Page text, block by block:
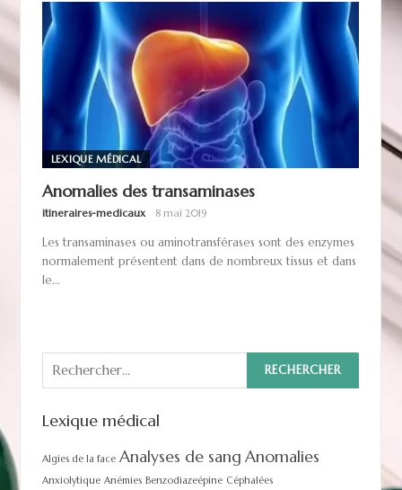
LEXIQUE MÉDICAL
Anomalies des transaminases
itineraires-medicaux 8 mai 2019
Les transaminases ou aminotransférases sont des enzymes
normalement présentent dans de nombreux tissus et dans
le...
Rechercher :
Lexique médical
Algies de la face Analyses de sang Anomalies
Anxiolytique Anémies Benzodiazeépine Céphalées